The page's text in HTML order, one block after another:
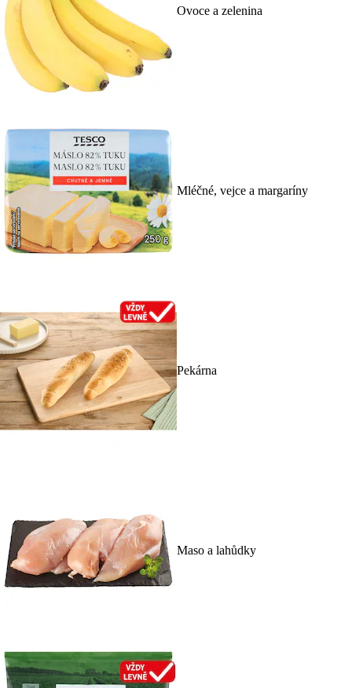
Ovoce a zelenina
Mléčné, vejce a margaríny
Pekárna
Maso a lahůdky